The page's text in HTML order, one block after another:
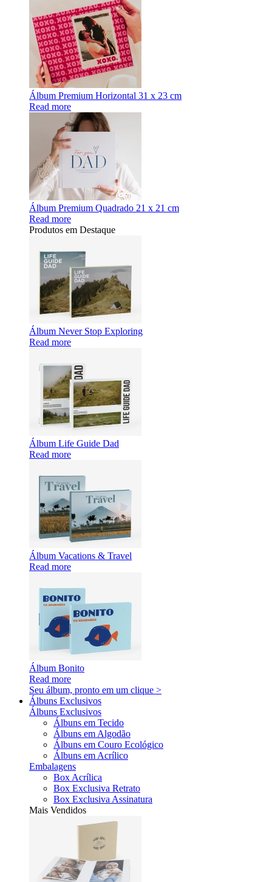
Álbum Premium Horizontal 31 x 23 cm
Read more
Álbum Premium Quadrado 21 x 21 cm
Read more
Produtos em Destaque
Álbum Never Stop Exploring
Read more
Álbum Life Guide Dad
Read more
Álbum Vacations & Travel
Read more
Álbum Bonito
Read more
Seu álbum, pronto em um clique >
Álbuns Exclusivos
Álbuns Exclusivos
Álbuns em Tecido
Álbuns em Algodão
Álbuns em Couro Ecológico
Álbuns em Acrílico
Embalagens
Box Acrílica
Box Exclusiva Retrato
Box Exclusiva Assinatura
Mais Vendidos